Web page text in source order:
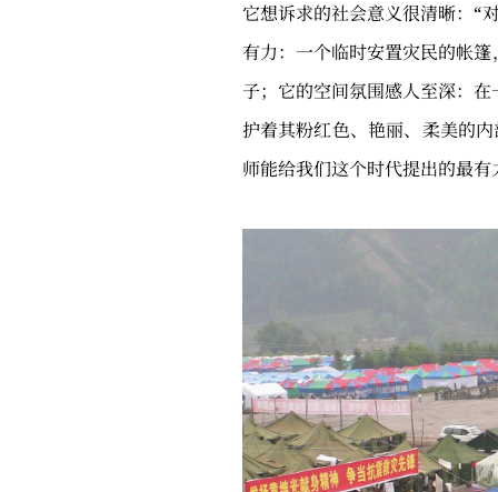
它想诉求的社会意义很清晰：“
有力：一个临时安置灾民的帐
子；它的空间氛围感人至深：
护着其粉红色、艳丽、柔美的
师能给我们这个时代提出的最